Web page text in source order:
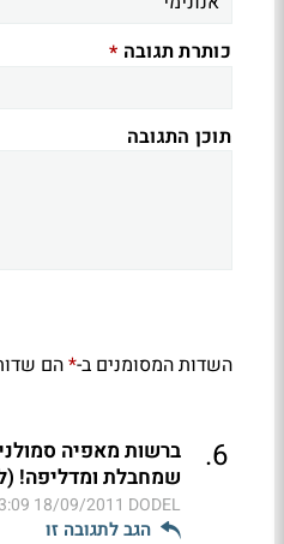
כותרת תגובה *
תוכן התגובה
השדות המסומנים ב-*הם
6
.
ברשות מאפיה
שמחבלת ומדליפה!
DODEL
18/09/2011 13:09
הגב לתגובה זו